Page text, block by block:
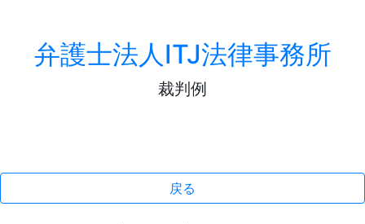
弁護士法人ITJ法律事務所
裁判例
戻る